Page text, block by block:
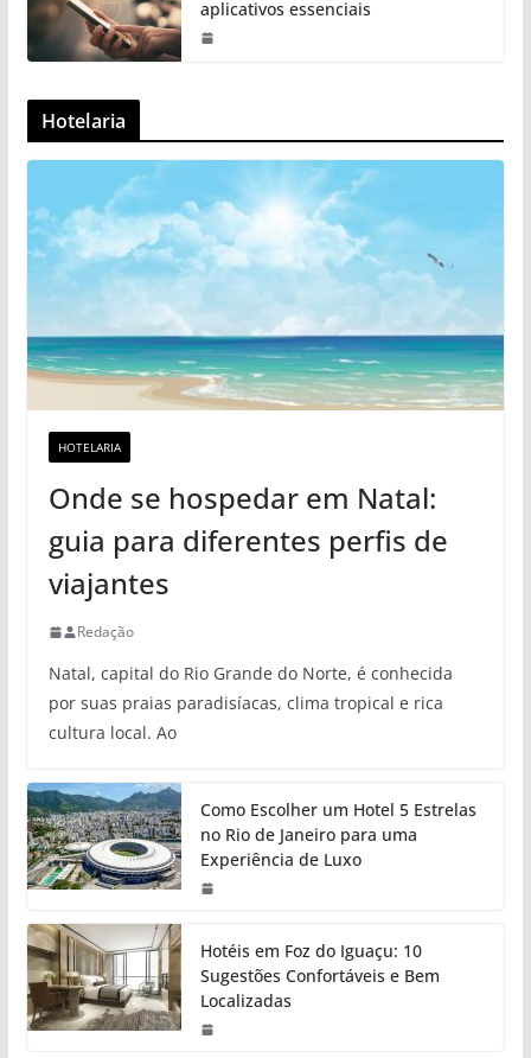
aplicativos essenciais
Hotelaria
HOTELARIA
Onde se hospedar em Natal:
guia para diferentes perfis de
viajantes
Redação
Natal, capital do Rio Grande do Norte, é conhecida
por suas praias paradisíacas, clima tropical e rica
cultura local. Ao
Como Escolher um Hotel 5 Estrelas
no Rio de Janeiro para uma
Experiência de Luxo
Hotéis em Foz do Iguaçu: 10
Sugestões Confortáveis e Bem
Localizadas